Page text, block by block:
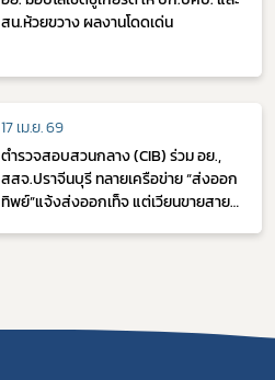
สน.ห้วยขวาง ผลงานโดดเด่น
17 เม.ย. 69
ตำรวจสอบสวนกลาง (CIB) ร่วม อย.,
สสจ.ปราจีนบุรี ทลายเครือข่าย “ส่งออก
ทิพย์”แจ้งส่งออกเท็จ แต่เวียนขายสาย